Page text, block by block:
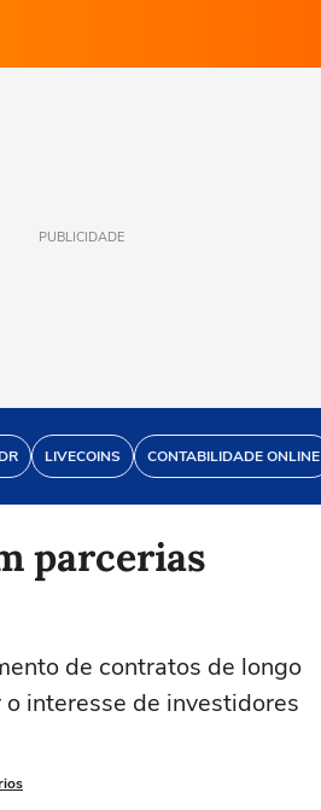
PUBLICIDADE
LIVECOINS CONTABILIDADE ONLINE
parcerias
de contratos de longo
interesse de investidores